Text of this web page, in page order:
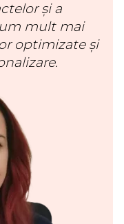
și a
mult mai
optimizate și